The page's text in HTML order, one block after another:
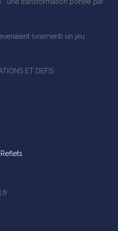
: une transformation portée par
(vraiment) un jeu
ET DEFIS